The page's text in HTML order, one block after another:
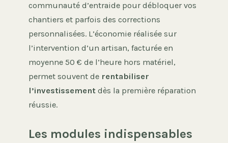
communauté d’entraide pour débloquer vos
chantiers et parfois des corrections
personnalisées. L’économie réalisée sur
l’intervention d’un artisan, facturée en
moyenne 50 € de l’heure hors matériel,
permet souvent de rentabiliser
l’investissement dès la première réparation
réussie.
Les modules indispensables